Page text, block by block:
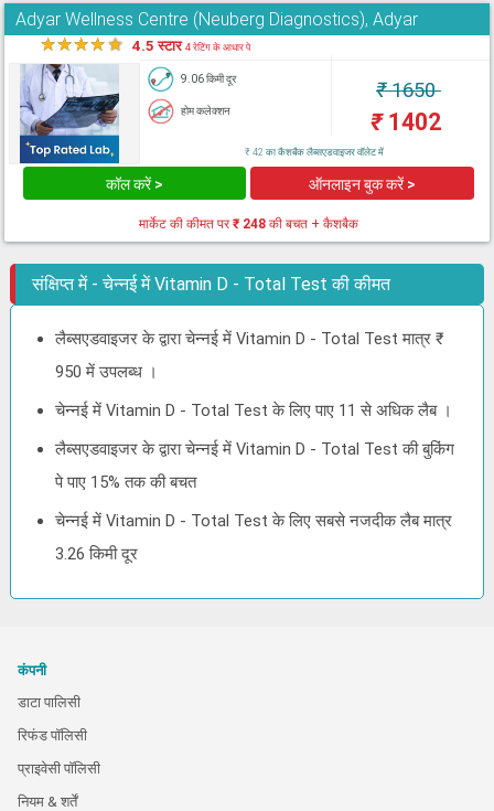
Adyar Wellness Centre (Neuberg Diagnostics), Adyar
★★★★★ 4.5 स्टार4 रेटिंग के आधार पे
9.06 किमी दूर
होम कलेक्शन
₹1650
₹1402
₹ 42 का कैशबैक लैब्सएडवाइजर वॉलेट में
कॉल करें > ऑनलाइन बुक करें >
मार्केट की कीमत पर₹ 248की बचत + कैशबैक
संक्षिप्त में - चेन्नई में Vitamin D - Total Test की कीमत
लैब्सएडवाइजर के द्वारा चेन्नई में Vitamin D - Total Test मात्र ₹
950 में उपलब्ध ।
चेन्नई में Vitamin D - Total Test के लिए पाए 11 से अधिक लैब ।
लैब्सएडवाइजर के द्वारा चेन्नई में Vitamin D - Total Test की बुकिंग
पे पाए 15% तक की बचत
चेन्नई में Vitamin D - Total Test के लिए सबसे नजदीक लैब मात्र
3.26 किमी दूर
कंपनी
डाटा पालिसी
रिफंड पॉलिसी
प्राइवेसी पॉलिसी
नियम & शर्तें